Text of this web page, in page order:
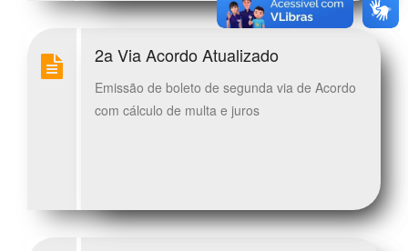
2a Via Acordo Atualizado
Emissão de boleto de segunda via de Acordo
com cálculo de multa e juros